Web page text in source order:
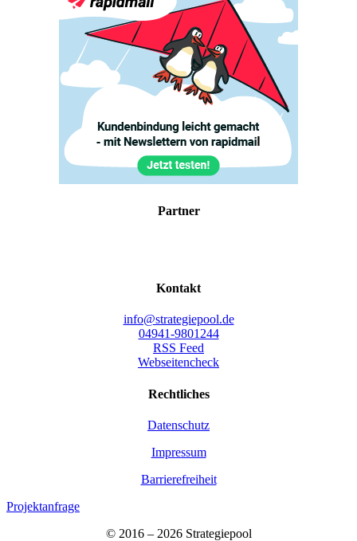
Part­ner
Kon­takt
info@strategiepool.de
04941-9801244
RSS Feed
Webseitencheck
Recht­li­ches
Daten­schutz
Impres­sum
Bar­rie­re­frei­heit
Projektanfrage
© 2016 – 2026 Stra­te­gie­pool